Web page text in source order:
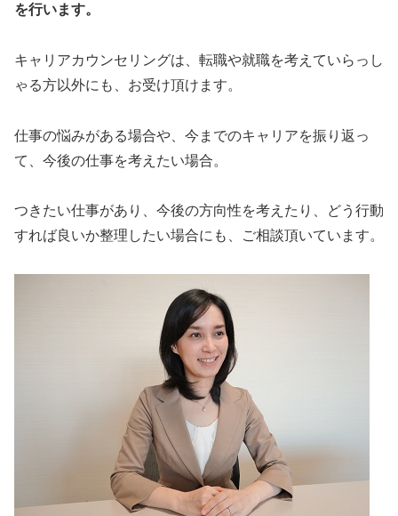
を行います。
キャリアカウンセリングは、転職や就職を考えていらっし
ゃる方以外にも、お受け頂けます。
仕事の悩みがある場合や、今までのキャリアを振り返っ
て、今後の仕事を考えたい場合。
つきたい仕事があり、今後の方向性を考えたり、どう行動
すれば良いか整理したい場合にも、ご相談頂いています。